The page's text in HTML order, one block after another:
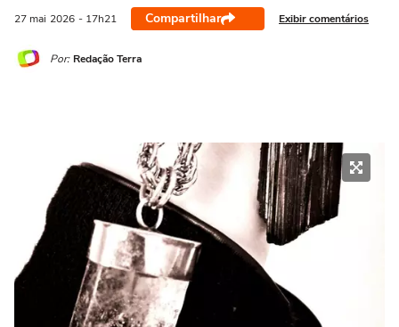
27 mai 2026 - 17h21 Compartilhar Exibir comentários
Por: Redação Terra